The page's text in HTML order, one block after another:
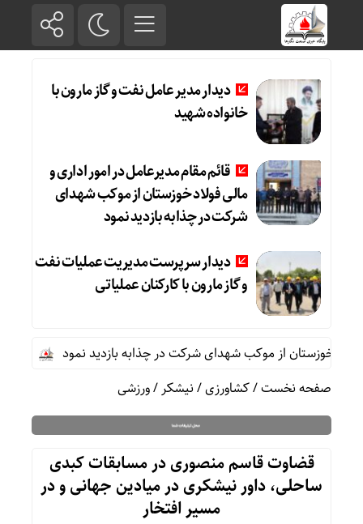
دیدار مدیر عامل نفت و گاز مارون با
خانواده شهید
قائم مقام مدیرعامل در امور اداری و
مالی فولاد خوزستان از موکب شهدای
شرکت در چذابه بازدید نمود
دیدار سرپرست مدیریت عملیات نفت
و گاز مارون با کارکنان عملیاتی
خوزستان از موکب شهدای شرکت در چذابه بازدید نمود
دیدار
صفحه نخست/کشاورزی/نیشکر/ورزشی
قضاوت قاسم منصوری در مسابقات کبدی
ساحلی، داور نیشکری در میادین جهانی و در
مسیر افتخار